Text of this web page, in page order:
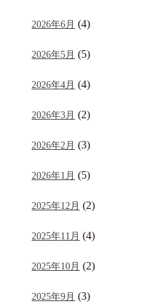
2026年6月 (4)
2026年5月 (5)
2026年4月 (4)
2026年3月 (2)
2026年2月 (3)
2026年1月 (5)
2025年12月 (2)
2025年11月 (4)
2025年10月 (2)
2025年9月 (3)